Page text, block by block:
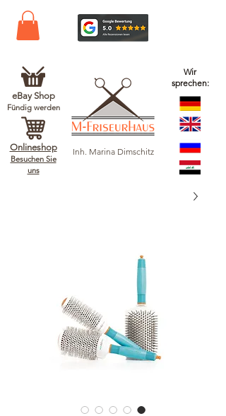
eBay Shop
Fündig werden
Onlineshop
Besuchen Sie
uns
Inh. Marina Dimschitz
Wir
sprechen: